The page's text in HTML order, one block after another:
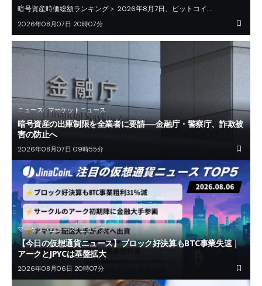
暗号資産時価総額ランキング＞ 2026年8月7日、ビットコイ…
2026年08月07日 20時07分
ニュース マーケットニュース
暗号資産の出庫制限を全業者に要請──金融庁・警察庁、詐欺被
害の防止へ
2026年08月07日 09時55分
マーケットニュース ニュース
【今日の仮想通貨ニュース】ブロック好決算もBTC事業失速｜
アークとJPYCは基盤拡大
2026年08月06日 20時07分